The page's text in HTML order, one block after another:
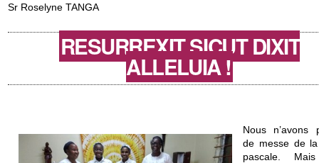
Sr Roselyne TANGA
RESURREXIT SICUT DIXIT
ALLELUIA !
Nous n’avons
de messe de
pascale.